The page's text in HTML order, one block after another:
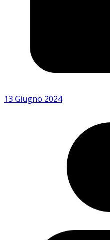
13 Giugno 2024